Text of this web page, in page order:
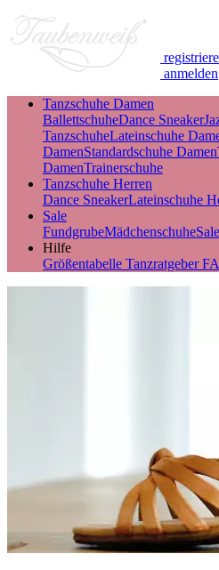
anmelden
Tanzschuhe Damen
BallettschuheDance Sneaker
TanzschuheLateinschuhe
DamenStandardschuhe Damen
DamenTrainerschuhe
Tanzschuhe Herren
Dance SneakerLateinschuhe
Sale
FundgrubeMädchenschuhe
Hilfe
Größentabelle Tanzratgeber